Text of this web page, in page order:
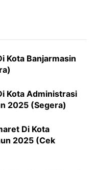
Kota Banjarmasin
Kota Administrasi
2025 (Segera)
Di Kota
2025 (Cek